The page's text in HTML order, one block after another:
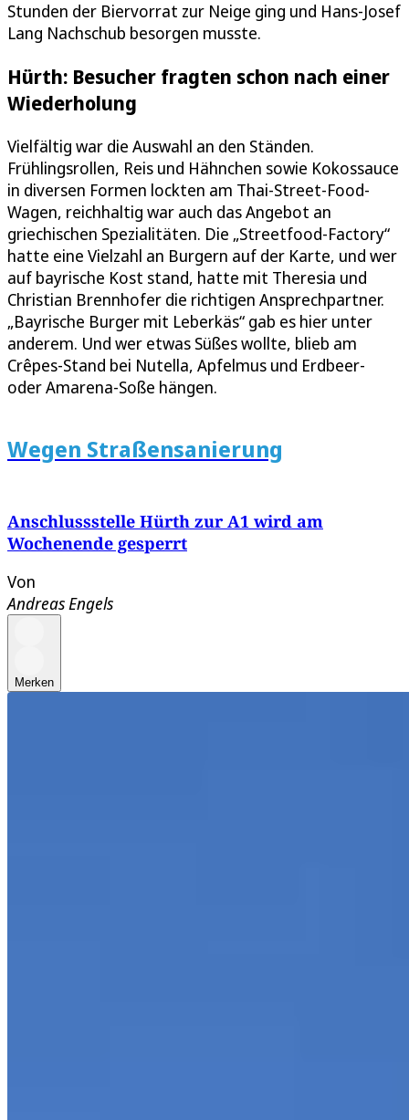
Stunden der Biervorrat zur Neige ging und Hans-Josef
Lang Nachschub besorgen musste.
Hürth: Besucher fragten schon nach einer
Wiederholung
Vielfältig war die Auswahl an den Ständen.
Frühlingsrollen, Reis und Hähnchen sowie Kokossauce
in diversen Formen lockten am Thai-Street-Food-
Wagen, reichhaltig war auch das Angebot an
griechischen Spezialitäten. Die „Streetfood-Factory“
hatte eine Vielzahl an Burgern auf der Karte, und wer
auf bayrische Kost stand, hatte mit Theresia und
Christian Brennhofer die richtigen Ansprechpartner.
„Bayrische Burger mit Leberkäs“ gab es hier unter
anderem. Und wer etwas Süßes wollte, blieb am
Crêpes-Stand bei Nutella, Apfelmus und Erdbeer-
oder Amarena-Soße hängen.
Wegen Straßensanierung
Anschlussstelle Hürth zur A1 wird am
Wochenende gesperrt
Von
Andreas Engels
Merken